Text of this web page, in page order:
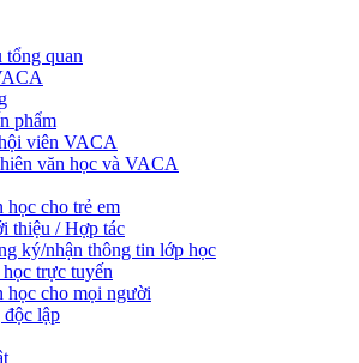
quan
phẩm
viên VACA
văn học và VACA
học cho trẻ em
thiệu / Hợp tác
ký/nhận thông tin lớp học
trực tuyến
học cho mọi người
lập